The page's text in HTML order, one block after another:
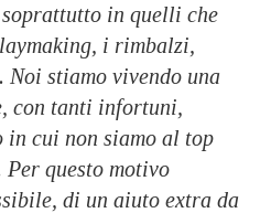
in quelli che
i rimbalzi,
Noi stiamo vivendo una
con tanti infortuni,
in cui non siamo al top
questo motivo
di un aiuto extra da